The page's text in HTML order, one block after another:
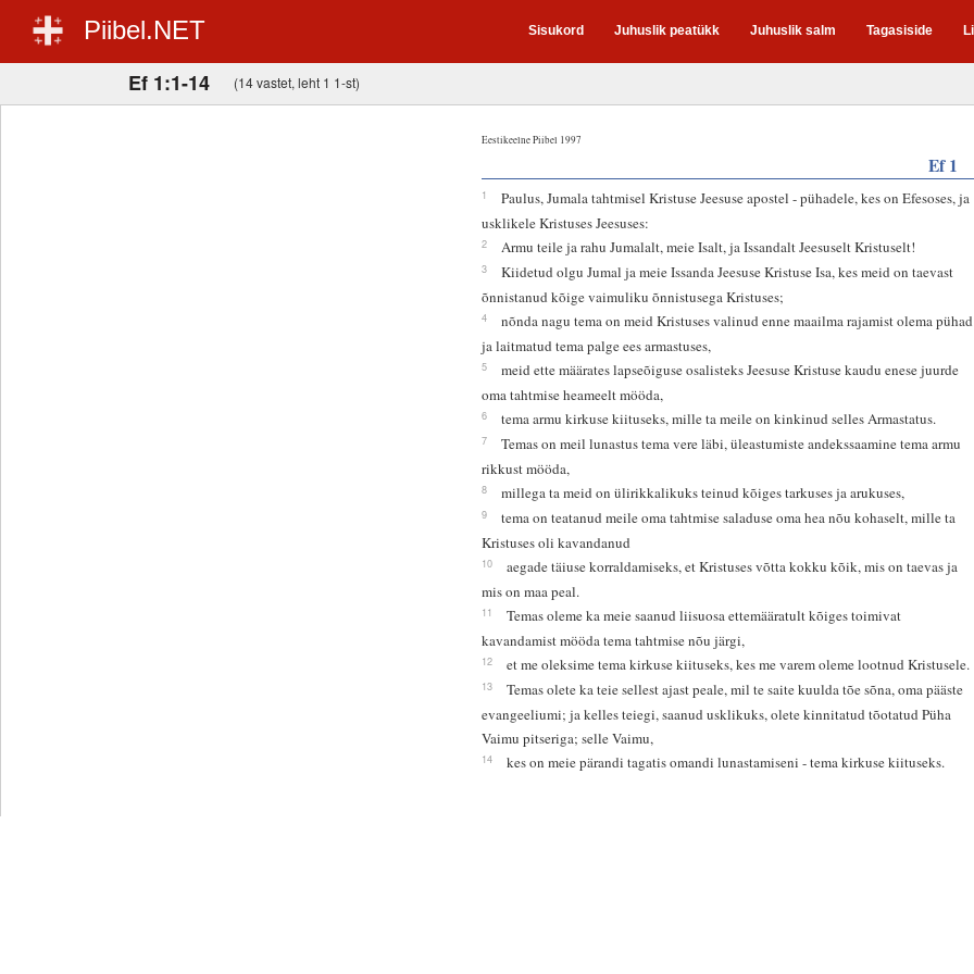
Piibel.NET Sisukord Juhuslik peatükk Juhuslik salm Tagasiside
Ef 1:1-14 (14 vastet, leht 1 1-st)
Eestikeelne Piibel 1997
Ef 1
1
Paulus, Jumala tahtmisel Kristuse Jeesuse apostel - pühadele, kes on Efesoses, ja
usklikele Kristuses Jeesuses:
2 Armu teile ja rahu Jumalalt, meie Isalt, ja Issandalt Jeesuselt Kristuselt!
3
Kiidetud olgu Jumal ja meie Issanda Jeesuse Kristuse Isa, kes meid on taevast
õnnistanud kõige vaimuliku õnnistusega Kristuses;
4
nõnda nagu tema on meid Kristuses valinud enne maailma rajamist olema pühad
ja laitmatud tema palge ees armastuses,
5
meid ette määrates lapseõiguse osalisteks Jeesuse Kristuse kaudu enese juurde
oma tahtmise heameelt mööda,
6 tema armu kirkuse kiituseks, mille ta meile on kinkinud selles Armastatus.
7
Temas on meil lunastus tema vere läbi, üleastumiste andekssaamine tema armu
rikkust mööda,
8 millega ta meid on ülirikkalikuks teinud kõiges tarkuses ja arukuses,
9
tema on teatanud meile oma tahtmise saladuse oma hea nõu kohaselt, mille ta
Kristuses oli kavandanud
10
aegade täiuse korraldamiseks, et Kristuses võtta kokku kõik, mis on taevas ja
mis on maa peal.
11
Temas oleme ka meie saanud liisuosa ettemääratult kõiges toimivat
kavandamist mööda tema tahtmise nõu järgi,
12 et me oleksime tema kirkuse kiituseks, kes me varem oleme lootnud Kristusele.
13
Temas olete ka teie sellest ajast peale, mil te saite kuulda tõe sõna, oma pääste
evangeeliumi; ja kelles teiegi, saanud usklikuks, olete kinnitatud tõotatud Püha
Vaimu pitseriga; selle Vaimu,
14 kes on meie pärandi tagatis omandi lunastamiseni - tema kirkuse kiituseks.